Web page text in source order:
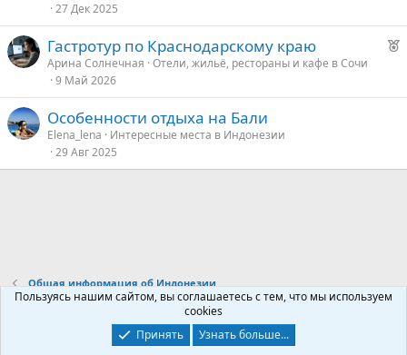
й
е
н
е
27 Дек 2025
Р
о
Гастротур по Краснодарскому краю
Арина Солнечная Отели, жильё, рестораны и кафе в Сочи
9 Май 2026
Особенности отдыха на Бали
Elena_lena
Интересные места в Индонезии
29 Авг 2025
Общая информация об Индонезии
Условия и правила
Политика конфиденциальности
Главная
R
Пользуясь нашим сайтом, вы соглашаетесь с тем, что мы используем
cookies
Принять
Узнать больше...